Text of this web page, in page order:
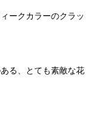
ークカラーのクラッ
る、とても素敵な花